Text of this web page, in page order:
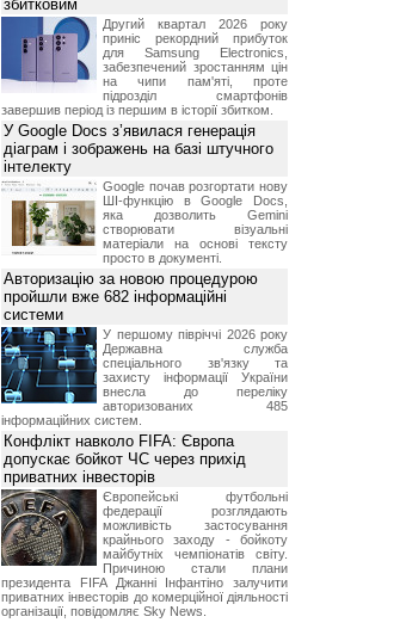
збитковим
Другий квартал 2026 року
приніс рекордний прибуток
для Samsung Electronics,
забезпечений зростанням цін
на чипи пам'яті, проте
підрозділ смартфонів
завершив період із першим в історії збитком.
У Google Docs з’явилася генерація
діаграм і зображень на базі штучного
інтелекту
Google почав розгортати нову
ШІ-функцію в Google Docs,
яка дозволить Gemini
створювати візуальні
матеріали на основі тексту
просто в документі.
Авторизацію за новою процедурою
пройшли вже 682 інформаційні
системи
У першому півріччі 2026 року
Державна служба
спеціального зв'язку та
захисту інформації України
внесла до переліку
авторизованих 485
інформаційних систем.
Конфлікт навколо FIFA: Європа
допускає бойкот ЧС через прихід
приватних інвесторів
Європейські футбольні
федерації розглядають
можливість застосування
крайнього заходу - бойкоту
майбутніх чемпіонатів світу.
Причиною стали плани
президента FIFA Джанні Інфантіно залучити
приватних інвесторів до комерційної діяльності
організації, повідомляє Sky News.